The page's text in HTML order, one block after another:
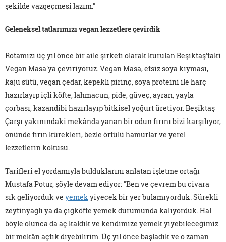
şekilde vazgeçmesi lazım."
Geleneksel tatlarımızı vegan lezzetlere çevirdik
Rotamızı üç yıl önce bir aile şirketi olarak kurulan Beşiktaş'taki
Vegan Masa'ya çeviriyoruz. Vegan Masa, etsiz soya kıyması,
kaju sütü, vegan çedar, kepekli pirinç, soya proteini ile harç
hazırlayıp içli köfte, lahmacun, pide, güveç, ayran, yayla
çorbası, kazandibi hazırlayıp bitkisel yoğurt üretiyor. Beşiktaş
Çarşı yakınındaki mekânda yanan bir odun fırını bizi karşılıyor,
önünde fırın kürekleri, bezle örtülü hamurlar ve yerel
lezzetlerin kokusu.
Tarifleri el yordamıyla bulduklarını anlatan işletme ortağı
Mustafa Potur, şöyle devam ediyor: "Ben ve çevrem bu civara
sık geliyorduk ve yemek yiyecek bir yer bulamıyorduk. Sürekli
zeytinyağlı ya da çiğköfte yemek durumunda kalıyorduk. Hal
böyle olunca da aç kaldık ve kendimize yemek yiyebileceğimiz
bir mekân açtık diyebilirim. Üç yıl önce başladık ve o zaman